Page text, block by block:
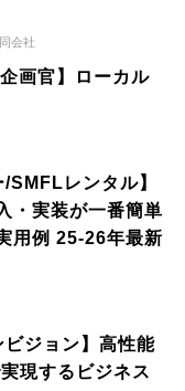
会社
画官】ローカル
SMFLレンタル】
・実装が一番簡単
用例 25-26年最新
ビジョン】高性能
現するビジネス